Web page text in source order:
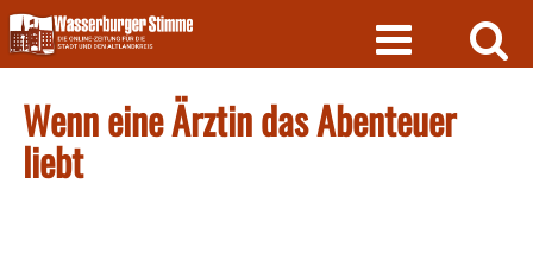
Skip
to
content
Wenn eine Ärztin das Abenteuer
liebt